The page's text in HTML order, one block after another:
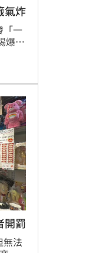
氣炸
「一
爆，
警
想
」。
開罰
無法